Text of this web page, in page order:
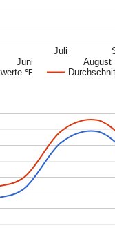
℉
Juni
Juli
August